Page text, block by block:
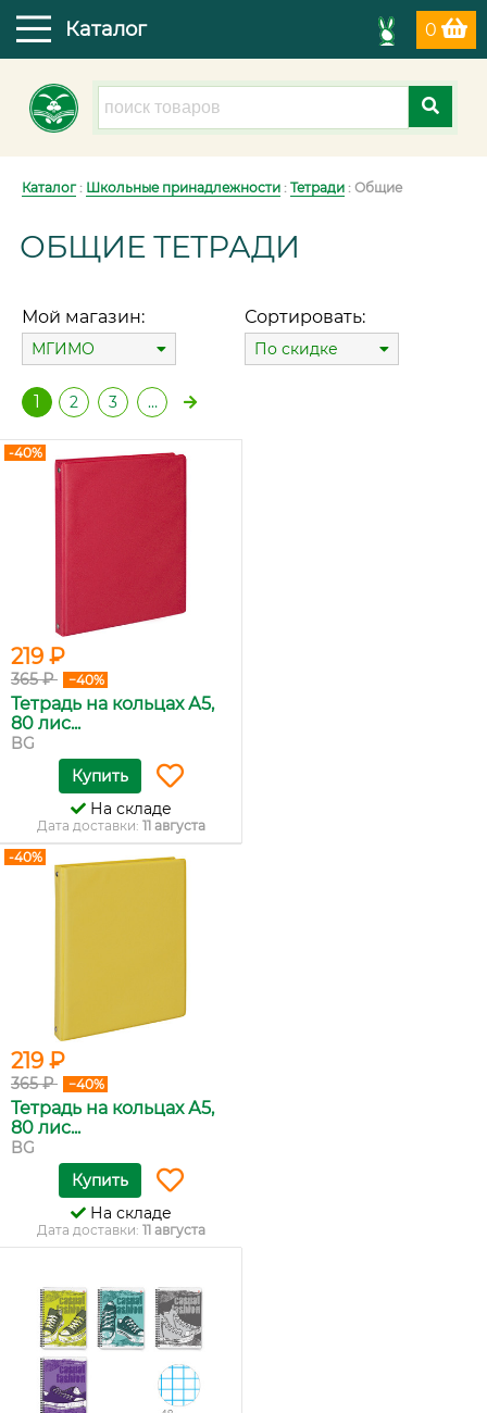
0
Каталог
Каталог: Школьные принадлежности : Тетради : Общие
ОБЩИЕ ТЕТРАДИ
Мой магазин:
МГИМО
Сортировать:
По скидке
1 2 3 …
-40%
219 ₽
365 ₽ −40%
Тетрадь на кольцах А5,
80 лис...
BG
Купить
На складе
Дата доставки: 11 августа
-40%
219 ₽
365 ₽ −40%
Тетрадь на кольцах А5,
80 лис...
BG
Купить
На складе
Дата доставки: 11 августа